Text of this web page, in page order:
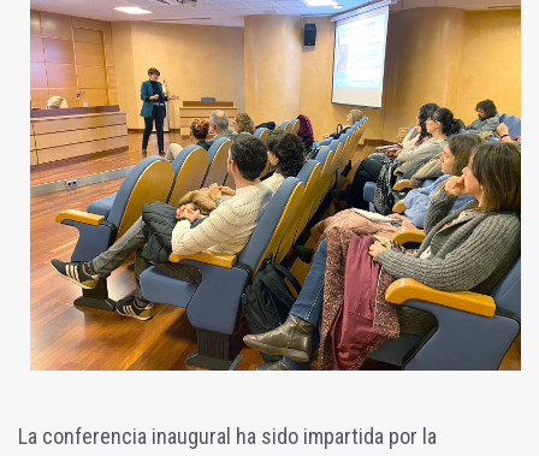
La conferencia inaugural ha sido impartida por la